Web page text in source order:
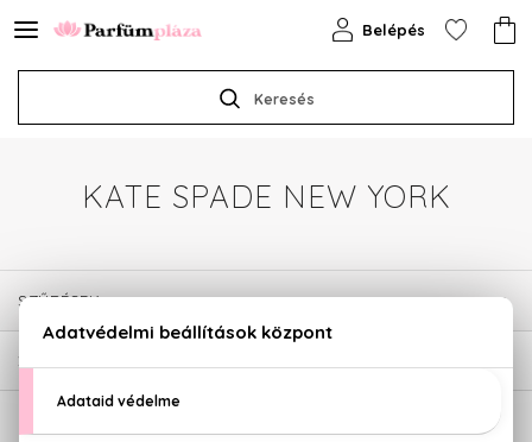
Keresés
Belépés
KATE SPADE NEW YORK
SZŰRÉSEK
2